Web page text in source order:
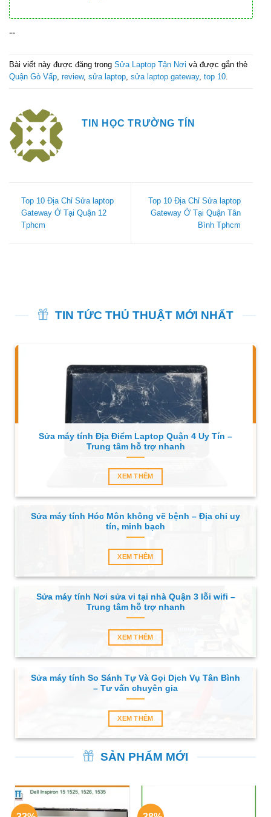
--
Bài viết này được đăng trong Sửa Laptop Tận Nơi và được gắn thẻ
Quận Gò Vấp, review, sửa laptop, sửa laptop gateway, top 10.
TIN HỌC TRƯỜNG TÍN
Top 10 Địa Chỉ Sửa laptop
Gateway Ở Tại Quận 12
Tphcm
Top 10 Địa Chỉ Sửa laptop
Gateway Ở Tại Quận Tân
Bình Tphcm
TIN TỨC THỦ THUẬT MỚI NHẤT
Sửa máy tính Địa Điểm Laptop Quận 4 Uy Tín –
Trung tâm hỗ trợ nhanh
XEM THÊM
Sửa máy tính Hóc Môn không vẽ bệnh – Địa chỉ uy
tín, minh bạch
XEM THÊM
Sửa máy tính Nơi sửa vi tại nhà Quận 3 lỗi wifi –
Trung tâm hỗ trợ nhanh
XEM THÊM
Sửa máy tính So Sánh Tự Và Gọi Dịch Vụ Tân Bình
– Tư vấn chuyên gia
XEM THÊM
SẢN PHẨM MỚI